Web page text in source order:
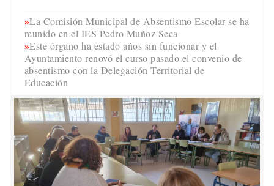
La Comisión Municipal de Absentismo Escolar se ha
reunido en el IES Pedro Muñoz Seca
Este órgano ha estado años sin funcionar y el
Ayuntamiento renovó el curso pasado el convenio de
absentismo con la Delegación Territorial de
Educación